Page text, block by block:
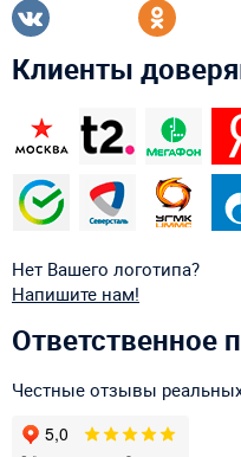
Клиенты
Нет Вашего логотипа?
Напишите нам!
Ответственное
Честные отзывы